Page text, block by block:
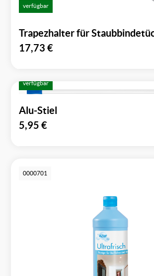
verfügbar
Trapezhalter für
17,73 €
verfügbar
Alu-Stiel
5,95 €
0000701